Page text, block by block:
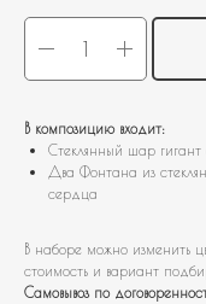
В композицию входит:
Стеклянный шар
Два Фонтана из
сердца
В наборе можно изменить
стоимость и вариант
Самовывоз по